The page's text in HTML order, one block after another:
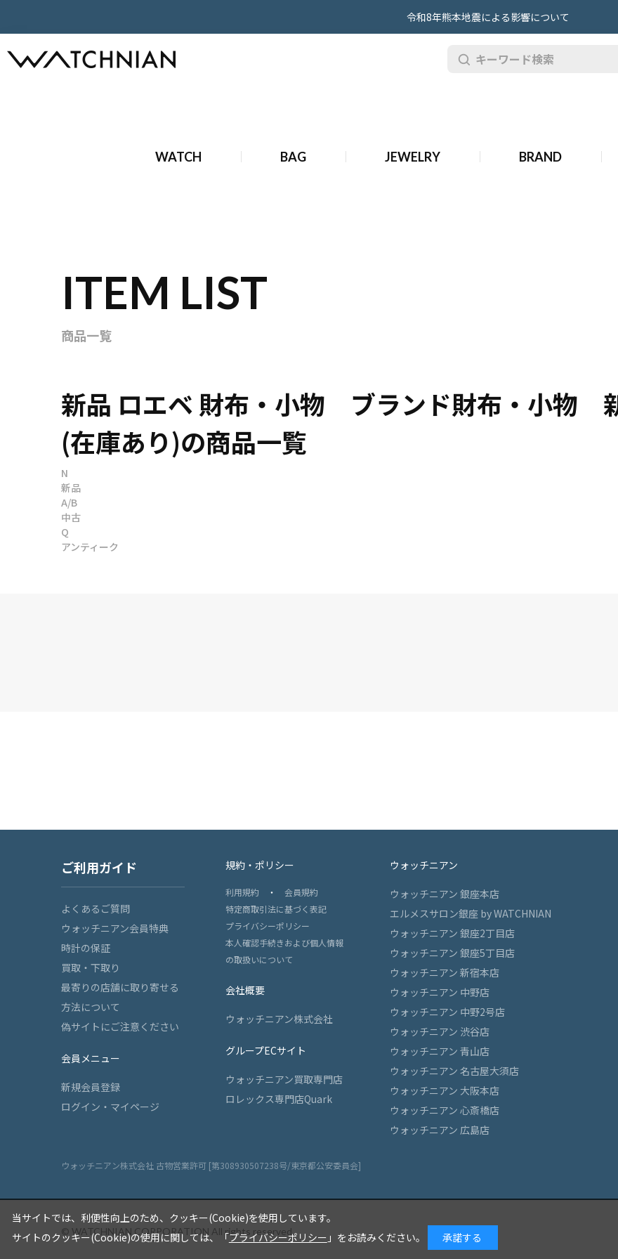
令和8年熊本地震による影響について
WATCH BAG JEWELRY BRAND
ITEM LIST
商品一覧
新品 ロエベ 財布・小物 ブランド財布・小物
(在庫あり)の商品一覧
N
新品
A/B
中古
Q
アンティーク
ご利用ガイド
よくあるご質問
ウォッチニアン会員特典
時計の保証
買取・下取り
最寄りの店舗に取り寄せる
方法について
偽サイトにご注意ください
会員メニュー
新規会員登録
ログイン・マイページ
規約・ポリシー
利用規約 ・ 会員規約
特定商取引法に基づく表記
プライバシーポリシー
本人確認手続きおよび個人情報
の取扱いについて
会社概要
ウォッチニアン株式会社
グループECサイト
ウォッチニアン買取専門店
ロレックス専門店Quark
ウォッチニアン
ウォッチニアン 銀座本店
エルメスサロン銀座 by WATCHNIAN
ウォッチニアン 銀座2丁目店
ウォッチニアン 銀座5丁目店
ウォッチニアン 新宿本店
ウォッチニアン 中野店
ウォッチニアン 中野2号店
ウォッチニアン 渋谷店
ウォッチニアン 青山店
ウォッチニアン 名古屋大須店
ウォッチニアン 大阪本店
ウォッチニアン 心斎橋店
ウォッチニアン 広島店
ウォッチニアン株式会社 古物営業許可 [第308930507238号/東京都公安委員会]
© WATCHNIAN CORPORATION All rights reserved.
当サイトでは、利便性向上のため、クッキー(Cookie)を使用しています。
サイトのクッキー(Cookie)の使用に関しては、「プライバシーポリシー 」をお読みください。 承諾する